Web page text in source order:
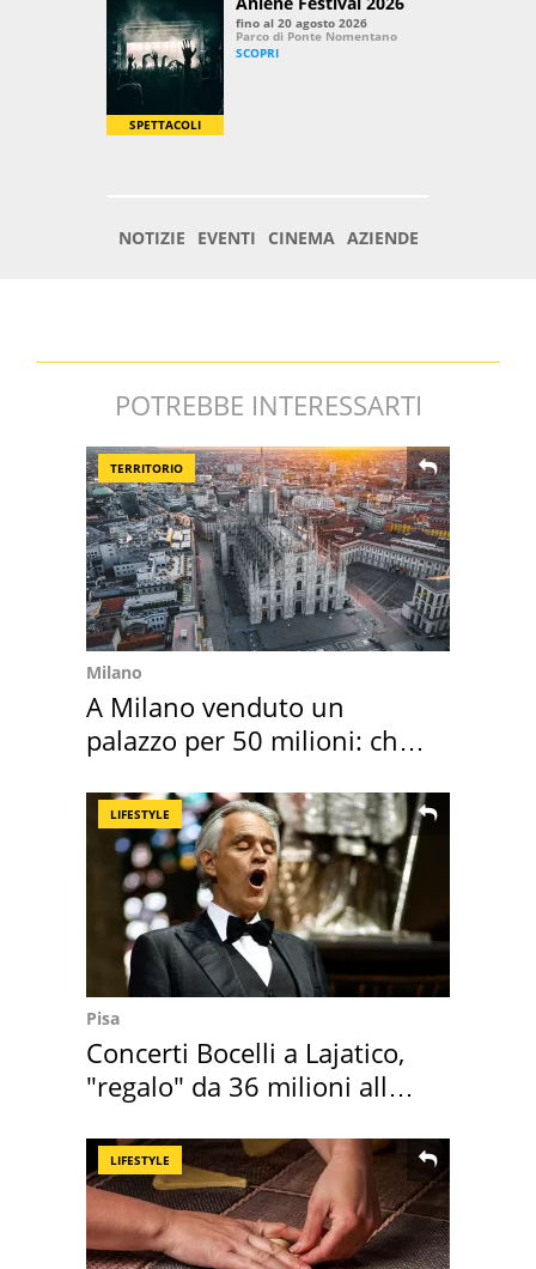
POTREBBE INTERESSARTI
TERRITORIO
Milano
A Milano venduto un
palazzo per 50 milioni: chi
LIFESTYLE
Pisa
Concerti Bocelli a Lajatico,
"regalo" da 36 milioni alla
LIFESTYLE